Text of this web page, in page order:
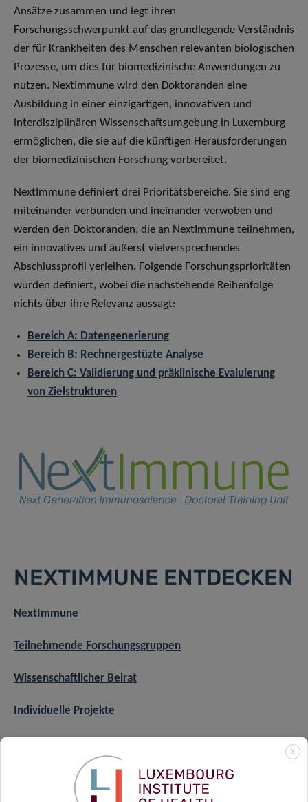
Ansätze zusammen und legt ihren
Forschungsschwerpunkt auf das grundlegende Verständnis
der für Krankheiten des Menschen relevanten biologischen
Prozesse, um dies für biomedizinische Anwendungen zu
nutzen. NextImmune wird den Doktoranden eine
Ausbildung in einer einzigartigen, innovativen und
interdisziplinären Wissenschaftsumgebung in Luxemburg
ermöglichen, die sie auf die künftigen Herausforderungen
der biomedizinischen Forschung vorbereitet.
NextImmune definiert drei Prioritätsbereiche. Sie sind eng
miteinander verbunden und ineinander verwoben und
werden den Doktoranden, die an NextImmune teilnehmen,
ein innovatives und äußerst vielversprechendes
Abschlussprofil verleihen. Folgende Forschungsprioritäten
wurden definiert, wobei die nachstehende Reihenfolge
nichts über ihre Relevanz aussagt:
Bereich A: Datengenerierung
Bereich B: Rechnergestüzte Analyse
Bereich C: Validierung und präklinische Evaluierung
von Zielstrukturen
NEXTIMMUNE ENTDECKEN
NextImmune
Teilnehmende Forschungsgruppen
Wissenschaftlicher Beirat
Individuelle Projekte
Area B: Computergestützte Analyse
Area C: Validierung und präklinische Zielbewertung
Berufliche Weiterentwicklung
X